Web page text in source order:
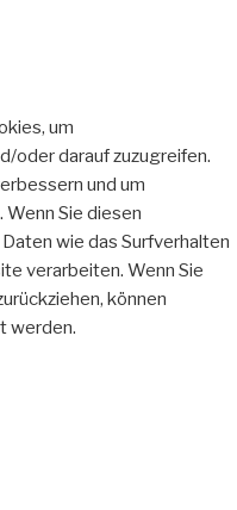
um
oder darauf zuzugreifen.
und um
Sie diesen
wie das Surfverhalten
verarbeiten. Wenn Sie
können
werden.